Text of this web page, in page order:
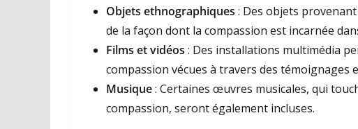
Objets ethnographiques : Des objets
de la façon dont la compassion est incarnée
Films et vidéos : Des installations multimédia
compassion vécues à travers des témoignages
Musique: Certaines œuvres musicales, qui
compassion, seront également incluses.